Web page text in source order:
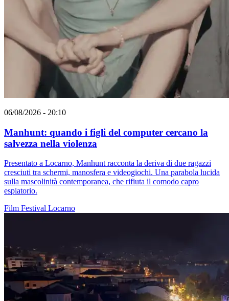
06/08/2026 - 20:10
Manhunt: quando i figli del computer cercano la
salvezza nella violenza
Presentato a Locarno, Manhunt racconta la deriva di due ragazzi
cresciuti tra schermi, manosfera e videogiochi. Una parabola lucida
sulla mascolinità contemporanea, che rifiuta il comodo capro
espiatorio.
Film Festival Locarno